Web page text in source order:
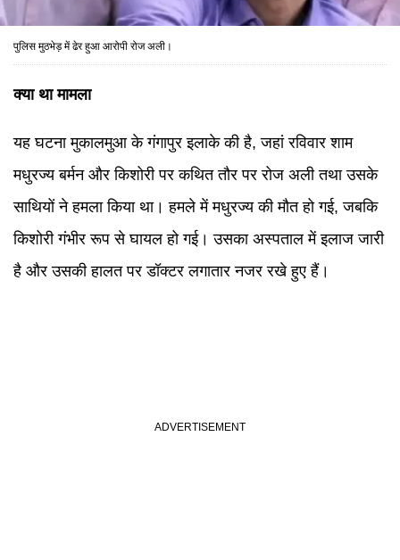
पुलिस मुठभेड़ में ढेर हुआ आरोपी रोज अली।
क्या था मामला
यह घटना मुकालमुआ के गंगापुर इलाके की है, जहां रविवार शाम
मधुरज्य बर्मन और किशोरी पर कथित तौर पर रोज अली तथा उसके
साथियों ने हमला किया था। हमले में मधुरज्य की मौत हो गई, जबकि
किशोरी गंभीर रूप से घायल हो गई। उसका अस्पताल में इलाज जारी
है और उसकी हालत पर डॉक्टर लगातार नजर रखे हुए हैं।